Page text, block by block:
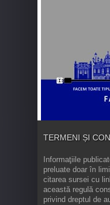
TERMENI ȘI
Informaţiile
preluate doar în
citarea sursei cu
această regulă
privind dreptul de